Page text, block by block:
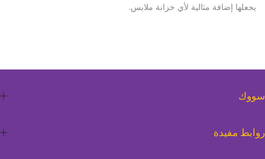
يجعلها إضافة مثالية لأي خزانة ملابس.
سووك
روابط مفيدة